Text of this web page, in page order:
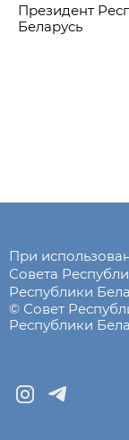
Президент
Беларусь
При
Совета
Республики
© Совет
Республики